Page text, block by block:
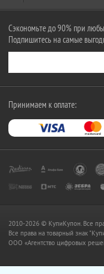
Сэкономьте до 90% при
Подпишитесь на самые
Принимаем к оплате:
2010-2026 © КупиКупон. Все
Все права на товарный знак
OOO «Агентство цифровых